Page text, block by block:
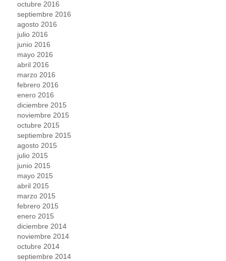
octubre 2016
septiembre 2016
agosto 2016
julio 2016
junio 2016
mayo 2016
abril 2016
marzo 2016
febrero 2016
enero 2016
diciembre 2015
noviembre 2015
octubre 2015
septiembre 2015
agosto 2015
julio 2015
junio 2015
mayo 2015
abril 2015
marzo 2015
febrero 2015
enero 2015
diciembre 2014
noviembre 2014
octubre 2014
septiembre 2014